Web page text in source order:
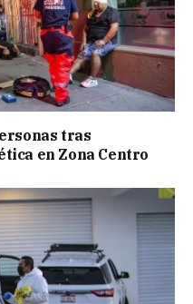
tras
en Zona Centro